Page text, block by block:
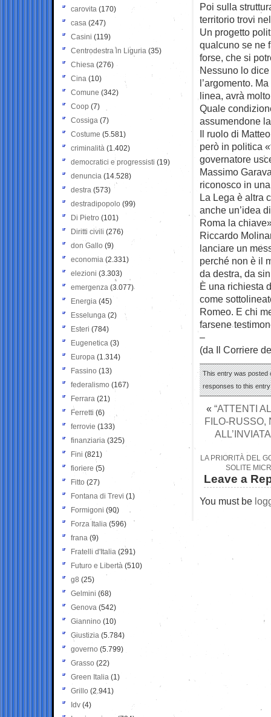
Poi sulla
territorio trovi
Un progetto
qualcuno se ne
forse, che si
Nessuno lo
l’argomento.
linea, avrà
Quale
assumendone
Il ruolo di
però in politica
governatore
Massimo
riconosco in
La Lega è altra
anche un’idea
Roma la
Riccardo
lanciare un
perché non è il
da destra, da
È una richiesta
come
Romeo. E chi
farsene
–
(da Il Corriere
This entry was posted
responses to this
« “ATTENTI
FILO-RUSSO,
LA PRIORITÀ DEL
SOLITE
Leave a
You must be
carovita (170)
casa (247)
Casini (119)
Centrodestra in Liguria (35)
Chiesa (276)
Cina (10)
Comune (342)
Coop (7)
Cossiga (7)
Costume (5.581)
criminalità (1.402)
democratici e progressisti (19)
denuncia (14.528)
destra (573)
destradipopolo (99)
Di Pietro (101)
Diritti civili (276)
don Gallo (9)
economia (2.331)
elezioni (3.303)
emergenza (3.077)
Energia (45)
Esselunga (2)
Esteri (784)
Eugenetica (3)
Europa (1.314)
Fassino (13)
federalismo (167)
Ferrara (21)
Ferretti (6)
ferrovie (133)
finanziaria (325)
Fini (821)
fioriere (5)
Fitto (27)
Fontana di Trevi (1)
Formigoni (90)
Forza Italia (596)
frana (9)
Fratelli d'Italia (291)
Futuro e Libertà (510)
g8 (25)
Gelmini (68)
Genova (542)
Giannino (10)
Giustizia (5.784)
governo (5.799)
Grasso (22)
Green Italia (1)
Grillo (2.941)
Idv (4)